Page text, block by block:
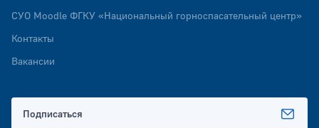
СУО Мoodlе ФГКУ «Национальный горноспасательный центр»
Контакты
Вакансии
Подписаться